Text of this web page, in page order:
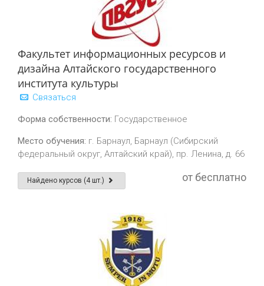
Факультет информационных ресурсов и
дизайна Алтайского государственного
института культуры
Связаться
Форма собственности: Государственное
Место обучения: г. Барнаул, Барнаул (Сибирский
федеральный округ, Алтайский край), пр. Ленина, д. 66
Найдено курсов (4 шт.) от бесплатно